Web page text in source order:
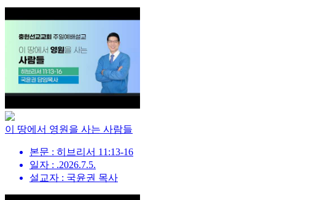
이 땅에서 영원을 사는 사람들
본문 : 히브리서 11:13-16
일자 : .2026.7.5.
설교자 : 국윤권 목사